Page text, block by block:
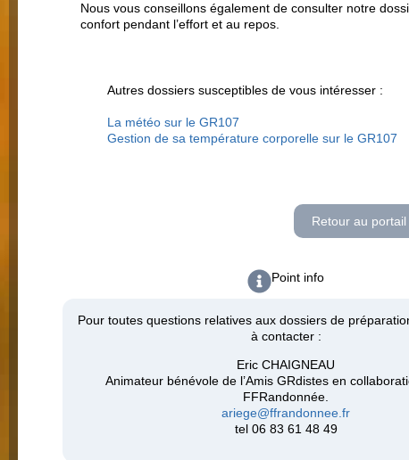
Nous vous conseillons également de consulter notre
confort pendant l’effort et au repos.
Autres dossiers susceptibles de vous intéresser :
La météo sur le GR107
Gestion de sa température corporelle sur le GR107
Retour au
Point info
Pour toutes questions relatives aux dossiers de
à contacter :
Eric CHAIGNEAU
Animateur bénévole de l’Amis GRdistes en
FFRandonnée.
ariege@ffrandonnee.fr
tel 06 83 61 48 49